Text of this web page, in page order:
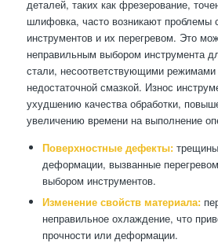
деталей, таких как фрезерование,
шлифовка, часто возникают проблемы
инструментов и их перегревом. Это
неправильным выбором инструмента
стали, несоответствующими
недостаточной смазкой. Износ
ухудшению качества обработки,
увеличению времени на выполнение
Поверхностные дефекты:
деформации, вызванные
выбором инструментов.
Изменение свойств материала:
неправильное охлаждение, что
прочности или деформации.